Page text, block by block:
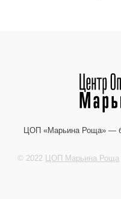
ЦОП «Марьина Роща» —
© 2022 ЦОП Марьина Роща